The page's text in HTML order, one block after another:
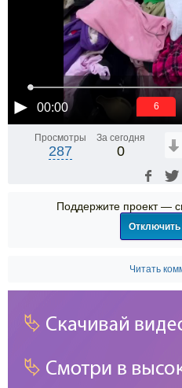
00:00 6
Просмотры
287
За сегодня
0
Поддержите проект —
Читать